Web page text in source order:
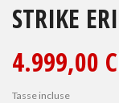
STRIKE
4.999,00
Tasse incluse